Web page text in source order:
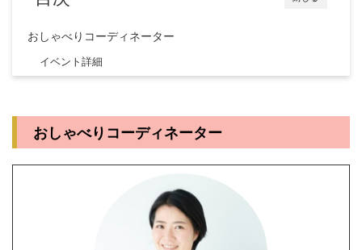
おしゃべりコーディネーター
イベント詳細
おしゃべりコーディネーター